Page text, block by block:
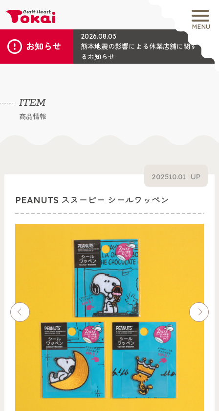
MENU
お知らせ
2026.08.03
熊本地震の影響による休業店舗に関す
るお知らせ
ITEM
商品情報
PEANUTS スヌーピー シールワッペン
202510.01 UP